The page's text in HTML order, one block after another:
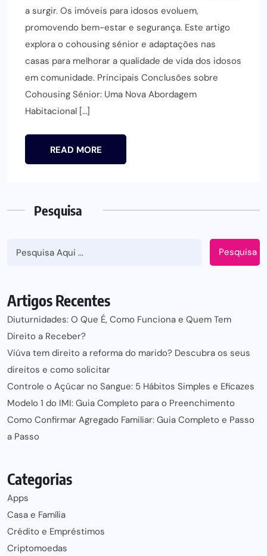
a surgir. Os imóveis para idosos evoluem,
promovendo bem-estar e segurança. Este artigo
explora o cohousing sénior e adaptações nas
casas para melhorar a qualidade de vida dos idosos
em comunidade. Principais Conclusões sobre
Cohousing Sénior: Uma Nova Abordagem
Habitacional […]
READ MORE
Pesquisa
Pesquisa
Artigos Recentes
Diuturnidades: O Que É, Como Funciona e Quem Tem
Direito a Receber?
Viúva tem direito a reforma do marido? Descubra os seus
direitos e como solicitar
Controle o Açúcar no Sangue: 5 Hábitos Simples e Eficazes
Modelo 1 do IMI: Guia Completo para o Preenchimento
Como Confirmar Agregado Familiar: Guia Completo e Passo
a Passo
Categorias
Apps
Casa e Família
Crédito e Empréstimos
Criptomoedas